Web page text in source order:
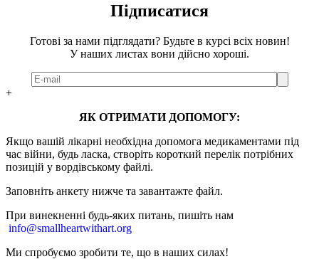
Підписатися
Готові за нами підглядати? Будьте в курсі всіх новин!
У наших листах вони дійсно хороші.
+
ЯК ОТРИМАТИ ДОПОМОГУ:
Якщо вашій лікарні необхідна допомога медикаментами під
час війни, будь ласка, створіть короткий перелік потрібних
позицій у вордівському файлі.
Заповніть анкету нижче та завантажте файл.
При винекненні будь-яких питань, пишіть нам
info@smallheartwithart.org
Ми спробуємо зробити те, що в наших силах!